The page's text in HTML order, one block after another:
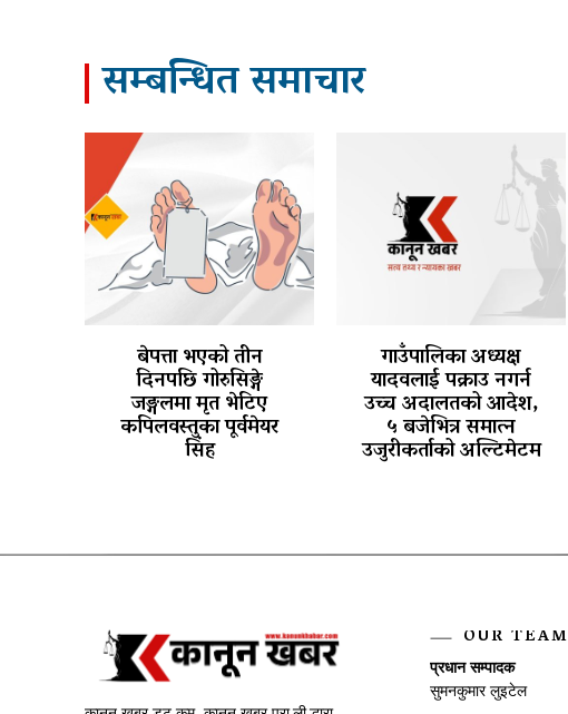
सम्बन्धित समाचार
बेपत्ता भएको तीन
दिनपछि गोरुसिङ्गे
जङ्गलमा मृत भेटिए
कपिलवस्तुका पूर्वमेयर
सिंह
गाउँपालिका अध्यक्ष
यादवलाई पक्राउ नगर्न
उच्च अदालतको आदेश,
५ बजेभित्र समात्न
उजुरीकर्ताको अल्टिमेटम
OUR TEAM
प्रधान सम्पादक
सुमनकुमार लुइटेल